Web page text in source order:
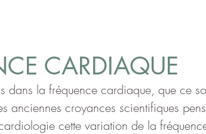
CARDIAQUE
dans la fréquence cardiaque, que ce
anciennes croyances scientifiques
cette variation de la